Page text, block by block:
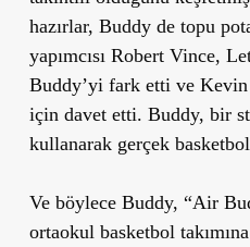
hazırlar, Buddy de topu
yapımcısı Robert Vince,
Buddy’yi fark etti ve
için davet etti. Buddy, bir
kullanarak gerçek
Ve böylece Buddy, “Air
ortaokul basketbol